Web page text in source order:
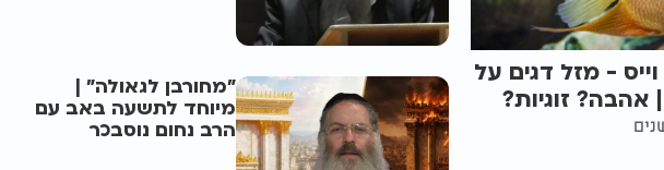
- מזל דגים על
זוגיות?
"מחורבן לגאולה" |
מיוחד לתשעה באב עם
הרב נחום נוסבכר